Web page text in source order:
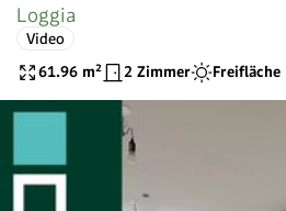
Loggia
Video
61.96 m² 2 Zimmer Freifläche